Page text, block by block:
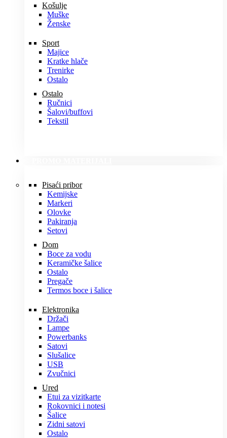
Košulje
Muške
Ženske
Sport
Majice
Kratke hlače
Trenirke
Ostalo
Ostalo
Ručnici
Šalovi/buffovi
Tekstil
Pisaći pribor
Kemijske
Markeri
Olovke
Pakiranja
Setovi
Dom
Boce za vodu
Keramičke šalice
Ostalo
Pregače
Termos boce i šalice
Elektronika
Držači
Lampe
Powerbanks
Satovi
Slušalice
USB
Zvučnici
Ured
Etui za vizitkarte
Rokovnici i notesi
Šalice
Zidni satovi
Ostalo